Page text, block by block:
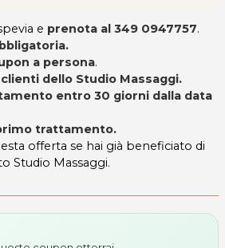
e prenota al 349 0947757.
a persona.
dello Studio Massaggi.
entro 30 giorni dalla data
trattamento.
offerta se hai già beneficiato di
Studio Massaggi.